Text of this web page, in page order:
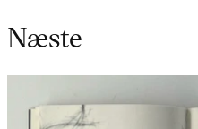
Næste